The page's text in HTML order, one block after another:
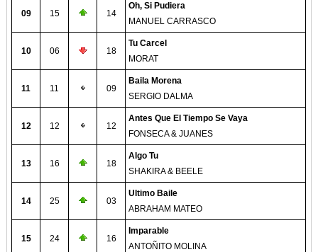
09 15 14
Oh, Si Pudiera
MANUEL CARRASCO
10 06 18
Tu Carcel
MORAT
11 11 09
Baila Morena
SERGIO DALMA
12 12 12
Antes Que El Tiempo Se Vaya
FONSECA & JUANES
13 16 18
Algo Tu
SHAKIRA & BEELE
14 25 03
Ultimo Baile
ABRAHAM MATEO
15 24 16
Imparable
ANTOÑITO MOLINA